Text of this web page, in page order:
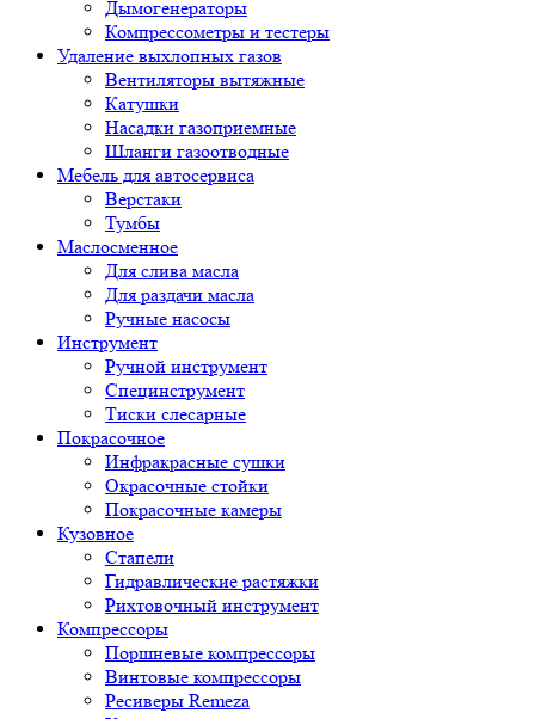
Дымогенераторы
Компрессометры и тестеры
Удаление выхлопных газов
Вентиляторы вытяжные
Катушки
Насадки газоприемные
Шланги газоотводные
Мебель для автосервиса
Верстаки
Тумбы
Маслосменное
Для слива масла
Для раздачи масла
Ручные насосы
Инструмент
Ручной инструмент
Специнструмент
Тиски слесарные
Покрасочное
Инфракрасные сушки
Окрасочные стойки
Покрасочные камеры
Кузовное
Стапели
Гидравлические растяжки
Рихтовочный инструмент
Компрессоры
Поршневые компрессоры
Винтовые компрессоры
Ресиверы Remeza